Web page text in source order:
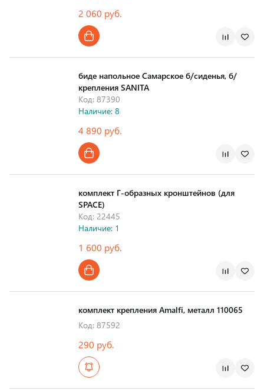
2 060 руб.
биде напольное Самарское б/сиденья, б/
крепления SANITA
Код: 87390
Наличие: 8
4 890 руб.
комплект Г-образных кронштейнов (для
SPACE)
Код: 22445
Наличие: 1
1 600 руб.
комплект крепления Amalfi, металл 110065
Код: 87592
290 руб.